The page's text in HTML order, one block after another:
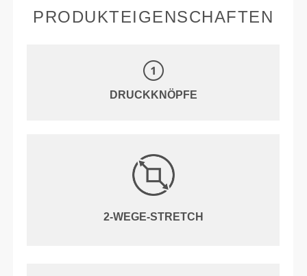
PRODUKTEIGENSCHAFTEN
DRUCKKNÖPFE
2-WEGE-STRETCH